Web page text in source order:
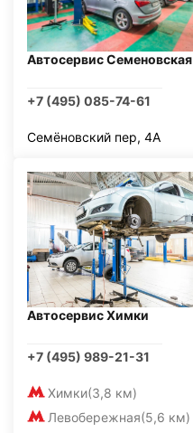
Автосервис Семеновская
+7 (495) 085-74-61
Семёновский пер, 4А
Автосервис Химки
+7 (495) 989-21-31
Химки(3,8 км)
Левобережная(5,6 км)